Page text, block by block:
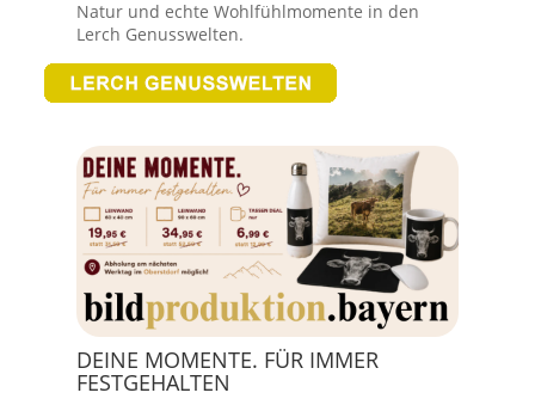
Natur und echte Wohlfühlmomente in den
Lerch Genusswelten.
DEINE MOMENTE. FÜR IMMER
FESTGEHALTEN